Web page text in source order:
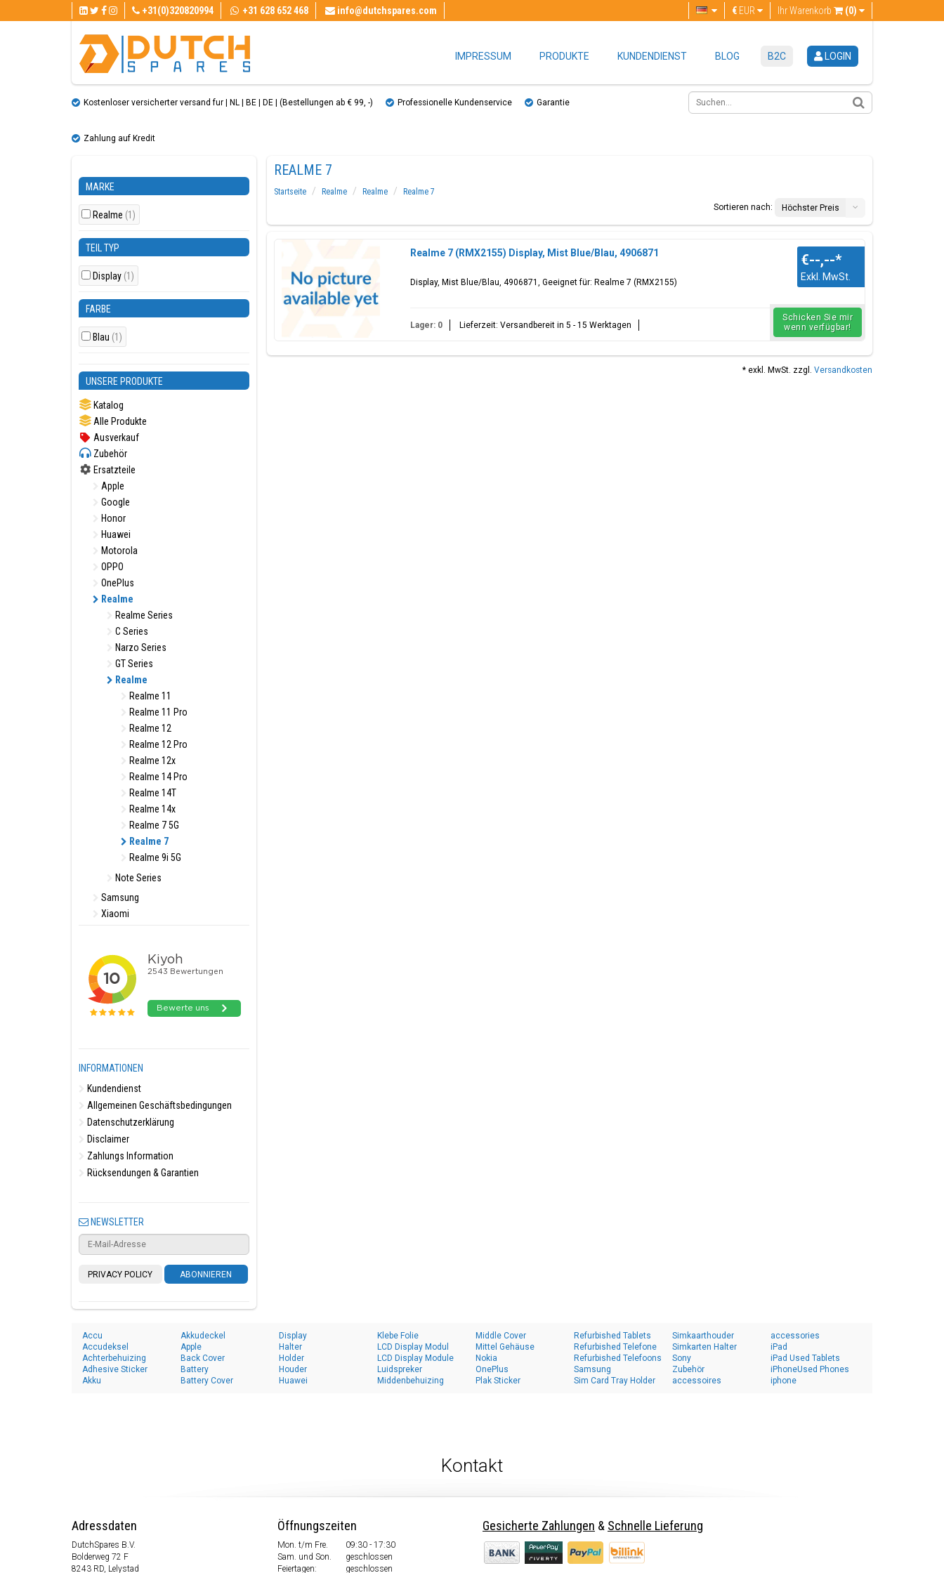
+31(0)320820994 +31 628 652 468 info@dutchspares.com Ihr Warenkorb (0)
€ EUR
IMPRESSUM PRODUKTE KUNDENDIENST BLOG B2C LOGIN
Kostenloser versicherter versand fur | NL | BE | DE | (Bestellungen ab € 99, ​​-) Professionelle Kundenservice Garantie
Zahlung auf Kredit
MARKE
Realme (1)
TEIL TYP
Display (1)
FARBE
Blau (1)
UNSERE PRODUKTE
Katalog
Alle Produkte
Ausverkauf
Zubehör
Ersatzteile
Apple
Google
Honor
Huawei
Motorola
OPPO
OnePlus
Realme
Realme Series
C Series
Narzo Series
GT Series
Realme
Realme 11
Realme 11 Pro
Realme 12
Realme 12 Pro
Realme 12x
Realme 14 Pro
Realme 14T
Realme 14x
Realme 7 5G
Realme 7
Realme 9i 5G
Note Series
Samsung
Xiaomi
INFORMATIONEN
Kundendienst
Allgemeinen Geschäftsbedingungen
Datenschutzerklärung
Disclaimer
Zahlungs Information
Rücksendungen & Garantien
NEWSLETTER
PRIVACY POLICY ABONNIEREN
REALME 7
Startseite Realme Realme
Realme 7
Sortieren nach:
Höchster Preis
Realme 7 (RMX2155) Display, Mist Blue/Blau, 4906871
Display, Mist Blue/Blau, 4906871, Geeignet für: Realme 7 (RMX2155)
€--,--*
Exkl. MwSt.
Lager: 0 Lieferzeit: Versandbereit in 5 - 15 Werktagen
Schicken Sie mir
wenn verfügbar!
* exkl. MwSt. zzgl. Versandkosten
Accu
Accudeksel
Achterbehuizing
Adhesive Sticker
Akku
Akkudeckel
Apple
Back Cover
Battery
Battery Cover
Display
Halter
Holder
Houder
Huawei
Klebe Folie
LCD Display Modul
LCD Display Module
Luidspreker
Middenbehuizing
Middle Cover
Mittel Gehäuse
Nokia
OnePlus
Plak Sticker
Refurbished Tablets
Refurbished Telefone
Refurbished Telefoons
Samsung
Sim Card Tray Holder
Simkaarthouder
Simkarten Halter
Sony
Zubehör
accessoires
accessories
iPad
iPad Used Tablets
iPhoneUsed Phones
iphone
Kontakt
Adressdaten
DutchSpares B.V.
Bolderweg 72 F
8243 RD, Lelystad
Öffnungszeiten
Mon. t/m Fre.
09:30 - 17:30
Sam. und Son.
geschlossen
Feiertagen:
geschlossen
Gesicherte Zahlungen & Schnelle Lieferung